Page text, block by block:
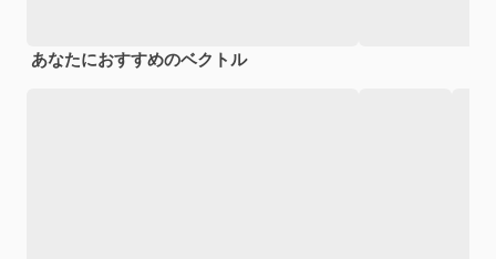
あなたにおすすめのベクトル